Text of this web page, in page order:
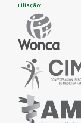
Filiação: